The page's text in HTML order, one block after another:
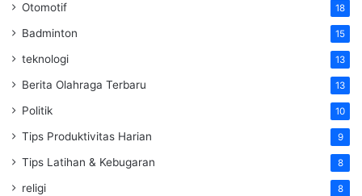
Otomotif 18
Badminton 15
teknologi 13
Berita Olahraga Terbaru 13
Politik 10
Tips Produktivitas Harian 9
Tips Latihan & Kebugaran 8
religi 8